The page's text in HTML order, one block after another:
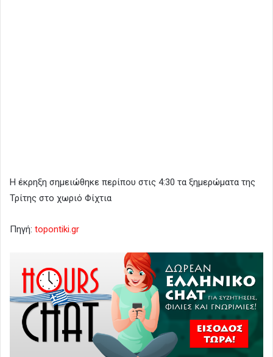
Η έκρηξη σημειώθηκε περίπου στις 4:30 τα ξημερώματα της
Τρίτης στο χωριό Φίχτια
Πηγή: topontiki.gr